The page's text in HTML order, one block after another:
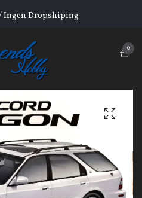
Ingen Dropshiping
0